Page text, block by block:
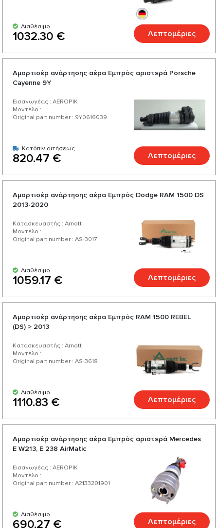
Διαθέσιμο
1032.30 € Λεπτομέριες
Αμορτισέρ ανάρτησης αέρα Εμπρός αριστερά Porsche
Cayenne 9Y
Εισαγωγέας : AEROPIK
Μοντέλο :
Original part number : 9Y0616039
Κατόπιν αιτήσεως
820.47 € Λεπτομέριες
Αμορτισέρ ανάρτησης αέρα Εμπρός Dodge RAM 1500 DS
2013-2020
Κατασκευαστής : Arnott
Μοντέλο :
Original part number : AS-3017
Διαθέσιμο
1059.17 € Λεπτομέριες
Αμορτισέρ ανάρτησης αέρα Εμπρός RAM 1500 REBEL
(DS) > 2013
Κατασκευαστής : Arnott
Μοντέλο :
Original part number : AS-3618
Διαθέσιμο
1110.83 € Λεπτομέριες
Αμορτισέρ ανάρτησης αέρα Εμπρός αριστερά Mercedes
E W213, E 238 AirMatic
Εισαγωγέας : AEROPIK
Μοντέλο :
Original part number : A2133201901
Διαθέσιμο
690.27 € Λεπτομέριες